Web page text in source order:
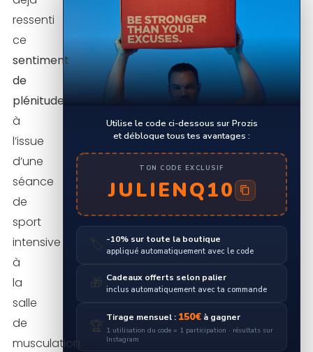
Utilise le code ci-dessous sur Prozis
et débloque tous tes avantages :
TON CODE EXCLUSIF
JULIENQ10
🏷️ -10% sur toute la boutique
appliqué automatiquement avec le code
🎁 Cadeaux offerts selon palier
inclus automatiquement avec ta commande
🏆
Tirage mensuel : 150€ à gagner
1 utilisation du code = 1 participation · résultats sur
Instagram
ressenti
ce
sentiment
de
plénitude
à
l’issue
d’une
séance
de
sport
intensive
à
la
salle
de
musculation